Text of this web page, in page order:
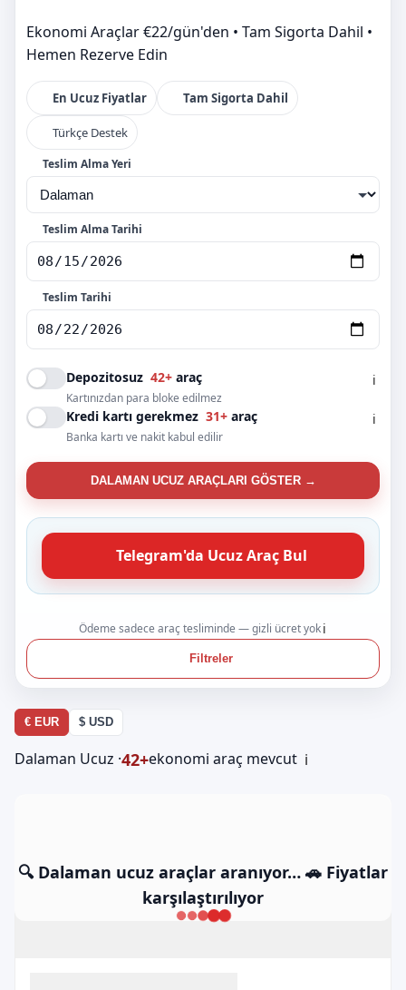
Ekonomi Araçlar €22/gün'den • Tam Sigorta Dahil •
Hemen Rezerve Edin
En Ucuz Fiyatlar Tam Sigorta Dahil
Türkçe Destek
Teslim Alma Yeri
Teslim Alma Tarihi
Teslim Tarihi
Depozitosuz 42+ araç
Kartınızdan para bloke edilmez
ℹ️
Kredi kartı gerekmez 31+ araç
Banka kartı ve nakit kabul edilir
ℹ️
DALAMAN UCUZ ARAÇLARI GÖSTER →
Telegram'da Ucuz Araç Bul
Ödeme sadece araç tesliminde — gizli ücret yok ℹ️
Filtreler
€ EUR $ USD
Dalaman Ucuz ·42+ekonomi araç mevcut ℹ️
🔍 Dalaman ucuz araçlar aranıyor… 🚗 Fiyatlar
karşılaştırılıyor